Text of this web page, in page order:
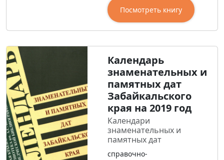
Посмотреть книгу
Календарь
знаменательных и
памятных дат
Забайкальского
края на 2019 год
Календари
знаменательных и
памятных дат
справочно-